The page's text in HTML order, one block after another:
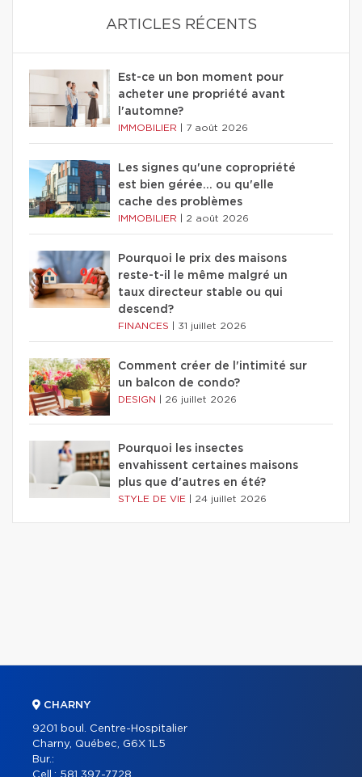
ARTICLES RÉCENTS
Est-ce un bon moment pour
acheter une propriété avant
l'automne?
IMMOBILIER 7 août 2026
Les signes qu'une copropriété
est bien gérée… ou qu'elle
cache des problèmes
IMMOBILIER 2 août 2026
Pourquoi le prix des maisons
reste-t-il le même malgré un
taux directeur stable ou qui
descend?
FINANCES 31 juillet 2026
Comment créer de l'intimité sur
un balcon de condo?
DESIGN 26 juillet 2026
Pourquoi les insectes
envahissent certaines maisons
plus que d'autres en été?
STYLE DE VIE 24 juillet 2026
CHARNY
9201 boul. Centre-Hospitalier
Charny, Québec, G6X 1L5
Bur.:
Cell.: 581 397-7728